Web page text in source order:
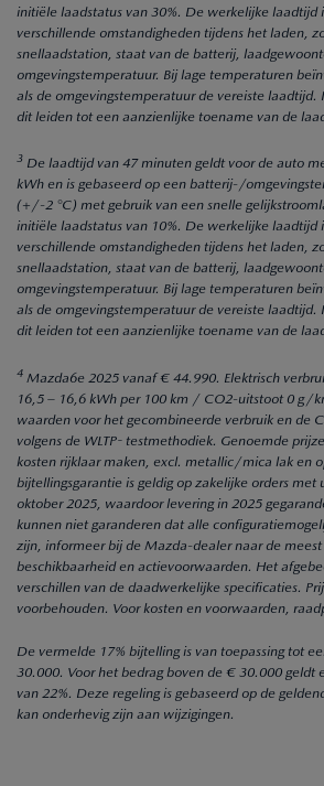
initiële laadstatus van 30%. De werkelijke laadtijd
verschillende omstandigheden tijdens het laden,
snellaadstation, staat van de batterij,
omgevingstemperatuur. Bij lage temperaturen
als de omgevingstemperatuur de vereiste laadtijd.
dit leiden tot een aanzienlijke toename van de
3 De laadtijd van 47 minuten geldt voor de auto
kWh en is gebaseerd op een batterij-/
(+/-2 °C) met gebruik van een snelle
initiële laadstatus van 10%. De werkelijke laadtijd
verschillende omstandigheden tijdens het laden,
snellaadstation, staat van de batterij,
omgevingstemperatuur. Bij lage temperaturen
als de omgevingstemperatuur de vereiste laadtijd.
dit leiden tot een aanzienlijke toename van de
4 Mazda6e 2025 vanaf € 44.990. Elektrisch
16,5 – 16,6 kWh per 100 km / CO2-uitstoot 0 g/
waarden voor het gecombineerde verbruik en de
volgens de WLTP- testmethodiek. Genoemde
kosten rijklaar maken, excl. metallic/mica lak en
bijtellingsgarantie is geldig op zakelijke orders met
oktober 2025, waardoor levering in 2025
kunnen niet garanderen dat alle
zijn, informeer bij de Mazda-dealer naar de
beschikbaarheid en actievoorwaarden. Het
verschillen van de daadwerkelijke specificaties.
voorbehouden. Voor kosten en voorwaarden,
De vermelde 17% bijtelling is van toepassing tot
30.000. Voor het bedrag boven de € 30.000 geldt
van 22%. Deze regeling is gebaseerd op de
kan onderhevig zijn aan wijzigingen.